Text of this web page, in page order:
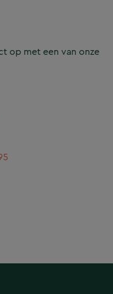
op met een van onze